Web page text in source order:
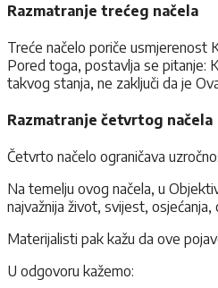
Razmatranje trećeg načela
Treće načelo poriče usmjerenost
Pored toga, postavlja se pitanje:
takvog stanja, ne zaključi da je
Razmatranje četvrtog načela
Četvrto načelo ograničava
Na temelju ovog načela, u
najvažnija život, svijest,
Materijalisti pak kažu da ove
U odgovoru kažemo: